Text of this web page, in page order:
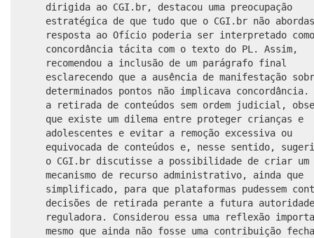
dirigida ao CGI.br, destacou uma preocupação
estratégica de que tudo que o CGI.br não
resposta ao Ofício poderia ser interpretado como
concordância tácita com o texto do PL. Assim,
recomendou a inclusão de um parágrafo final
esclarecendo que a ausência de manifestação
determinados pontos não implicava concordância.
a retirada de conteúdos sem ordem judicial,
que existe um dilema entre proteger crianças e
adolescentes e evitar a remoção excessiva ou
equivocada de conteúdos e, nesse sentido,
o CGI.br discutisse a possibilidade de criar um
mecanismo de recurso administrativo, ainda que
simplificado, para que plataformas pudessem
decisões de retirada perante a futura autoridade
reguladora. Considerou essa uma reflexão
mesmo que ainda não fosse uma contribuição